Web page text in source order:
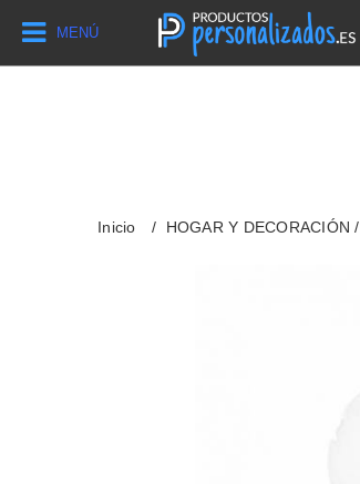
MENÚ
Inicio HOGAR Y DECORACIÓN